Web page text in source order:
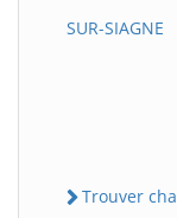
SUR-SIAGNE
Trouver